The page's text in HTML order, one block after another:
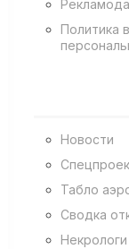
Политика
Новости
Табло
Сводка
Некрологи